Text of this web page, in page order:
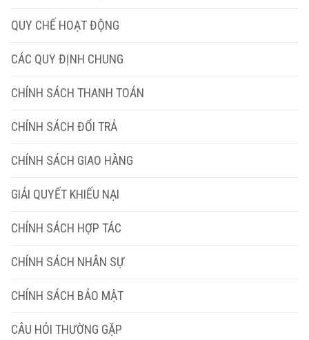
QUY CHẾ HOẠT ĐỘNG
CÁC QUY ĐỊNH CHUNG
CHÍNH SÁCH THANH TOÁN
CHÍNH SÁCH ĐỔI TRẢ
CHÍNH SÁCH GIAO HÀNG
GIẢI QUYẾT KHIẾU NẠI
CHÍNH SÁCH HỢP TÁC
CHÍNH SÁCH NHÂN SỰ
CHÍNH SÁCH BẢO MẬT
CÂU HỎI THƯỜNG GẶP